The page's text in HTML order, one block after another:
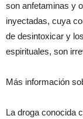
son anfetaminas y
inyectadas, cuya
de desintoxicar y
espirituales, son
Más información
La droga conocida